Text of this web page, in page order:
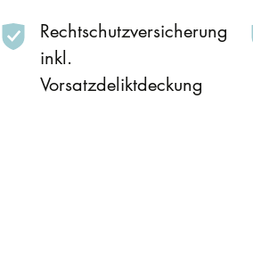
Rechtschutzversicherung
inkl.
Vorsatzdeliktdeckung